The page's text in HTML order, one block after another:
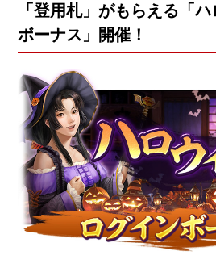
「登用札」がもらえる「
ボーナス」開催！